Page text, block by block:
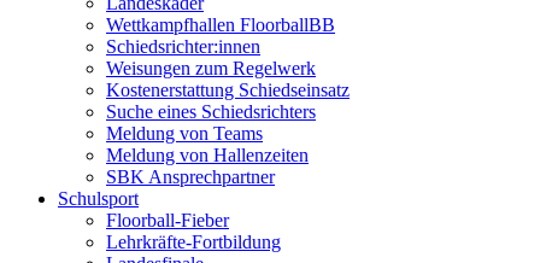
Wettkampfhallen FloorballBB
Schiedsrichter:innen
Weisungen zum Regelwerk
Kostenerstattung Schiedseinsatz
Suche eines Schiedsrichters
Meldung von Teams
Meldung von Hallenzeiten
SBK Ansprechpartner
Schulsport
Floorball-Fieber
Lehrkräfte-Fortbildung